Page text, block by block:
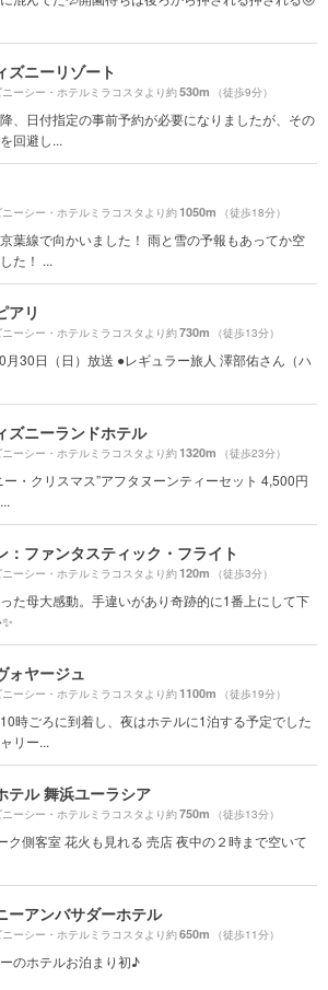
ズニーリゾート
ーシー・ホテルミラコスタより約530m （徒歩9分）
、日付指定の事前予約が必要になりましたが、その
回避し...
ーシー・ホテルミラコスタより約1050m （徒歩18分）
葉線で向かいました！ 雨と雪の予報もあってか空
た！ ...
アリ
ーシー・ホテルミラコスタより約730m （徒歩13分）
月30日（日）放送 ●レギュラー旅人 澤部佑さん（ハ
ズニーランドホテル
ーシー・ホテルミラコスタより約1320m （徒歩23分）
ー・クリスマス”アフタヌーンティーセット 4,500円
：ファンタスティック・フライト
ーシー・ホテルミラコスタより約120m （徒歩3分）
た母大感動。手違いがあり奇跡的に1番上にして下
ォヤージュ
ーシー・ホテルミラコスタより約1100m （徒歩19分）
時ごろに到着し、夜はホテルに1泊する予定でした
リー...
テル 舞浜ユーラシア
ーシー・ホテルミラコスタより約750m （徒歩13分）
ク側客室 花火も見れる 売店 夜中の２時まで空いて
ーアンバサダーホテル
ーシー・ホテルミラコスタより約650m （徒歩11分）
のホテルお泊まり初♪